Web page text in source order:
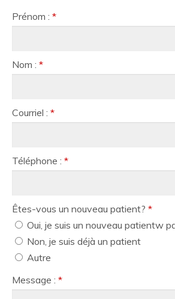
Prénom : *
Nom : *
Courriel : *
Téléphone : *
Êtes-vous un nouveau patient? *
Oui, je suis un nouveau patientw
Non, je suis déjà un patient
Autre
Message : *